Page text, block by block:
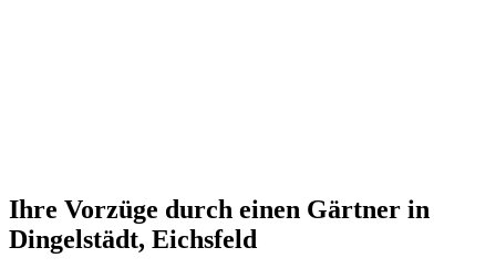
Ihre Vorzüge durch einen Gärtner in
Dingelstädt, Eichsfeld